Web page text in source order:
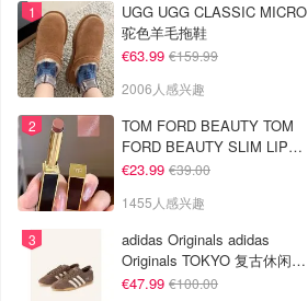
UGG UGG CLASSIC MICRO
驼色羊毛拖鞋
€63.99 €159.99
2006人感兴趣
TOM FORD BEAUTY TOM
FORD BEAUTY SLIM LIP
COLOR SHINE 口红 open
€23.99 €39.00
1455人感兴趣
adidas Originals adidas
Originals TOKYO 复古休闲鞋
深棕色
€47.99 €100.00